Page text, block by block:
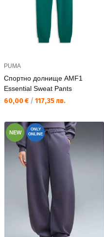
PUMA
Спортно долнище AMF1
Essential Sweat Pants
Текуща цена:
60,00 € / 117,35 лв.
NEW
ONLY
ONLINE